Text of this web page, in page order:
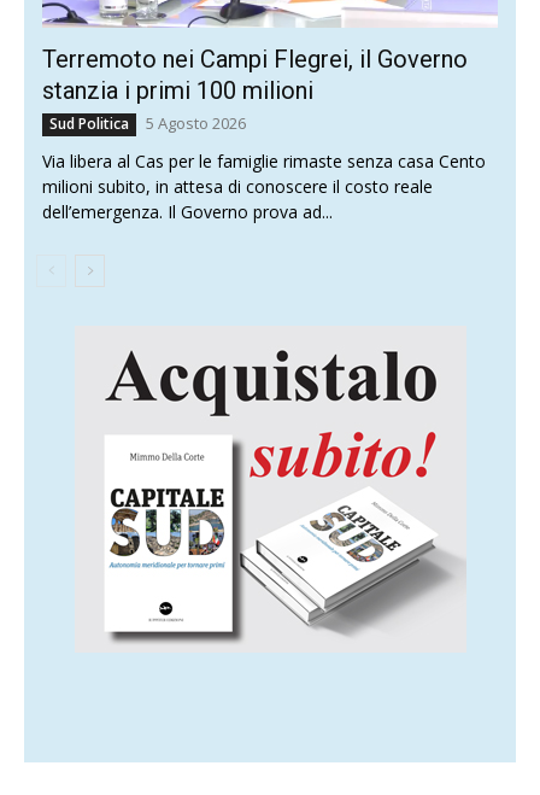
Terremoto nei Campi Flegrei, il Governo
stanzia i primi 100 milioni
Sud Politica 5 Agosto 2026
Via libera al Cas per le famiglie rimaste senza casa Cento
milioni subito, in attesa di conoscere il costo reale
dell’emergenza. Il Governo prova ad...